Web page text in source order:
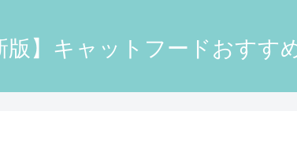
版】キャットフードおすす